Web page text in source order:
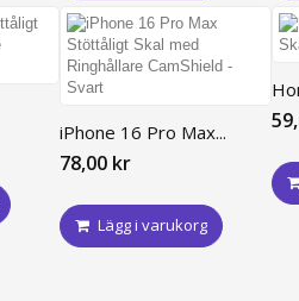
iPhone 16 Pro Max...
78,00 kr
Lägg i varukorg